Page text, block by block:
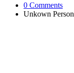
0 Comments
Unkown Person